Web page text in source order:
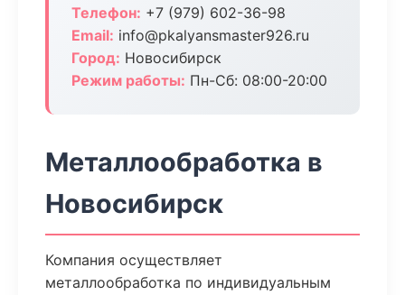
Телефон: +7 (979) 602-36-98
Email: info@pkalyansmaster926.ru
Город: Новосибирск
Режим работы: Пн-Сб: 08:00-20:00
Металлообработка в
Новосибирск
Компания осуществляет
металлообработка по индивидуальным